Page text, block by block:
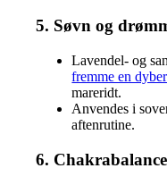
5. Søvn og
Lavendel- og
fremme en
mareridt.
Anvendes i
aftenrutine.
6.